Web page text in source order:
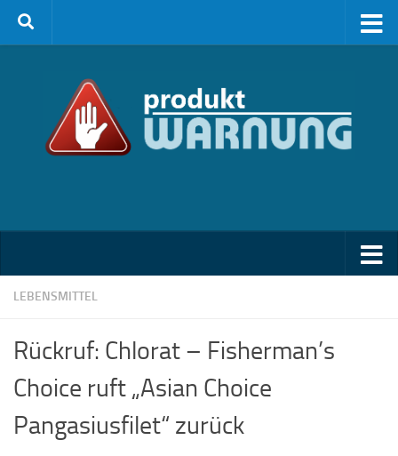
Zum Inhalt springen
LEBENSMITTEL
Rückruf: Chlorat – Fisherman’s
Choice ruft „Asian Choice
Pangasiusfilet“ zurück